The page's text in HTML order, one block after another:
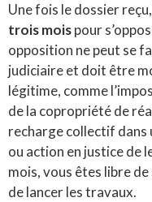
Une fois le dossier
trois moispour
opposition ne peut se
judiciaire et doit être
légitime, comme
de la copropriété de
recharge collectif dans
ou action en justice de
mois, vous êtes libre
de lancer les travaux.